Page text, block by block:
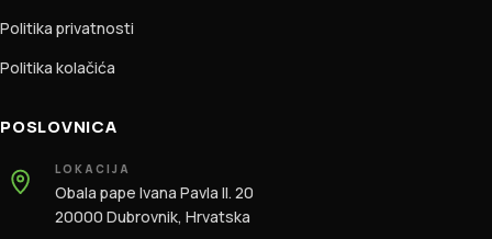
Politika privatnosti
Politika kolačića
POSLOVNICA
LOKACIJA
Obala pape Ivana Pavla II. 20
20000 Dubrovnik, Hrvatska